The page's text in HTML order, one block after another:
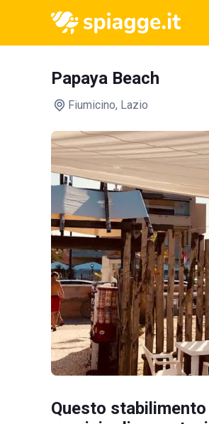
Papaya Beach
Fiumicino, Lazio
Questo